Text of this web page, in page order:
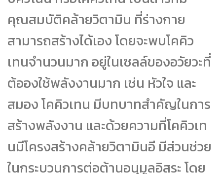
คุณสมบัติคล้ายวิตามิน ที่ร่างกาย
สามารถสร้างได้เอง โดยจะพบโคคิว
เทนจำนวนมาก อยู่ในเซลล์ของอวัยวะที่
ต้อองใช้พลังงานมาก เช่น หัวใจ และ
สมอง โคคิวเทน มีบทบาทสำคัญในการ
สร้างพลังงาน และด้วยความที่โคคิวเท
นมีโครงสร้างคล้ายวิตามินอี มีส่วนช่วย
ในกระบวนการต่อต้านอนุมูลอิสระ โดย